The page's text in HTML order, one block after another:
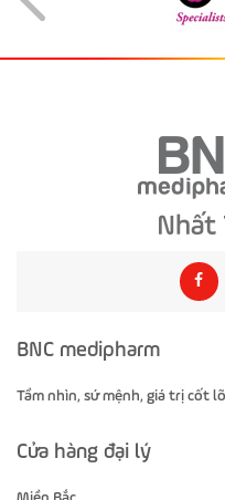
BNC medipharm
Tầm nhìn, sứ mệnh, giá trị cốt
Cửa hàng đại lý